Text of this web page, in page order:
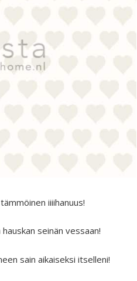
iiiihanuus!
seinän vessaan!
sain aikaiseksi itselleni!